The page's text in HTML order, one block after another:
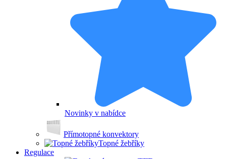
Novinky v nabídce
Přímotopné konvektory
Topné žebříky
Regulace